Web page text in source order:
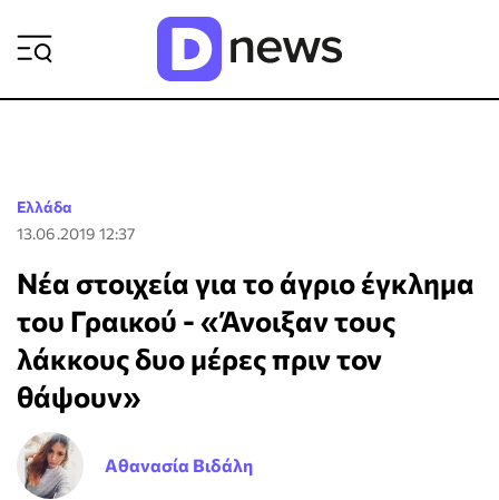
Ελλάδα
13.06.2019 12:37
Νέα στοιχεία για το άγριο έγκλημα
του Γραικού - «Άνοιξαν τους
λάκκους δυο μέρες πριν τον
θάψουν»
Αθανασία Βιδάλη